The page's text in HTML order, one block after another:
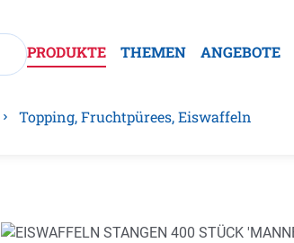
PRODUKTE THEMEN ANGEBOTE
Topping, Fruchtpürees, Eiswaffeln
Bildergalerie überspringen